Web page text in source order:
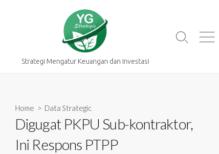
Strategi Mengatur Keuangan dan Investasi
Search
Home > Data Strategic
Digugat PKPU Sub-kontraktor,
Ini Respons PTPP